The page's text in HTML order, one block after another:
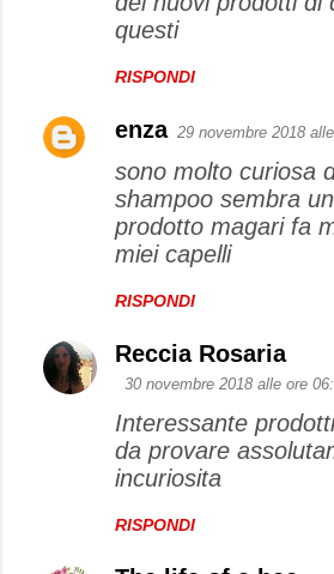
questi
RISPONDI
enza 29 novembre 2018
sono molto curiosa
shampoo sembra
prodotto magari fa
miei capelli
RISPONDI
Reccia Rosaria
30 novembre 2018 alle ore
Interessante
da provare
incuriosita
RISPONDI